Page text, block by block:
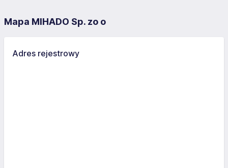
Mapa MIHADO Sp. zo o
Adres rejestrowy